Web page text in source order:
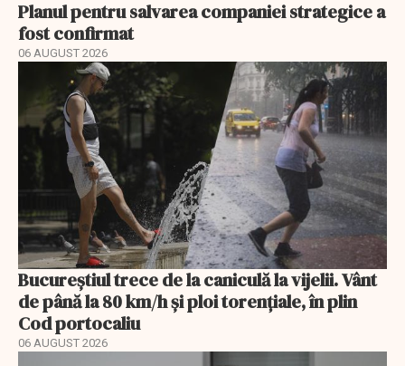
Planul pentru salvarea companiei strategice a
fost confirmat
06 AUGUST 2026
Bucureștiul trece de la caniculă la vijelii. Vânt
de până la 80 km/h și ploi torențiale, în plin
Cod portocaliu
06 AUGUST 2026